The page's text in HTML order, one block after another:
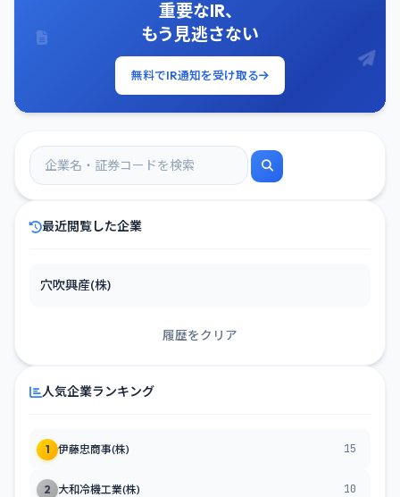
重要なIR、
もう見逃さない
無料でIR通知を受け取る
最近閲覧した企業
穴吹興産(株)
履歴をクリア
人気企業ランキング
1 伊藤忠商事(株) 15
2 大和冷機工業(株) 10